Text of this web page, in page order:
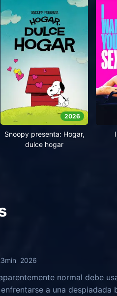
2026
Snoopy presenta: Hogar,
dulce hogar
2026
normal debe
a una